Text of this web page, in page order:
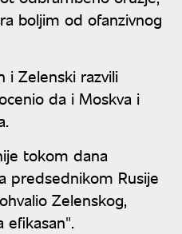
boljim od ofanzivnog
i Zelenski razvili
da i Moskva i
tokom dana
predsednikom Rusije
Zelenskog,
efikasan".